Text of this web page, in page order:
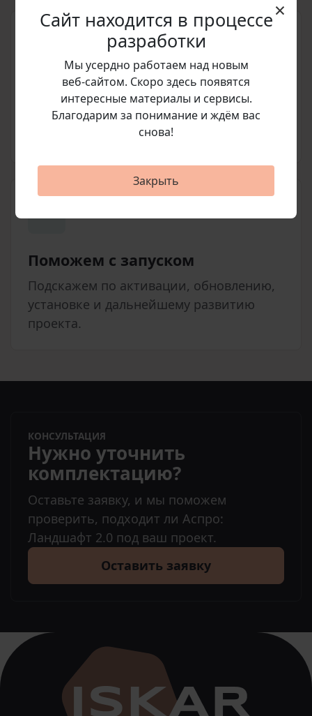
Подготовим счет
Согласуем позицию, стоимость и
условия покупки перед оплатой.
Поможем с запуском
Подскажем по активации, обновлению,
установке и дальнейшему развитию
проекта.
КОНСУЛЬТАЦИЯ
Нужно уточнить
комплектацию?
Оставьте заявку, и мы поможем
проверить, подходит ли Аспро:
Ландшафт 2.0 под ваш проект.
Оставить заявку
×
Сайт находится в процессе
разработки
Мы усердно работаем над новым
веб‑сайтом. Скоро здесь появятся
интересные материалы и сервисы.
Благодарим за понимание и ждём вас
снова!
Закрыть